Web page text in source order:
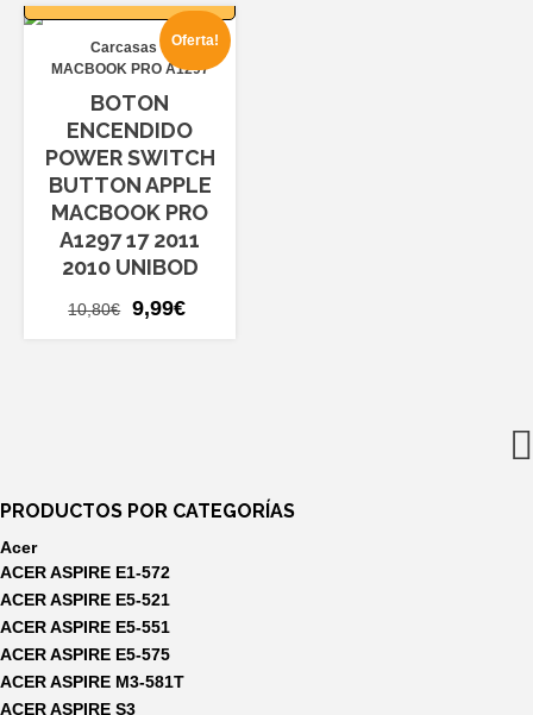
era:
7,20€.
6,99€.
Oferta!
Carcasas
MACBOOK PRO A1297
BOTON
ENCENDIDO
POWER SWITCH
BUTTON APPLE
MACBOOK PRO
A1297 17 2011
2010 UNIBOD
10,80€
El
9,99€
PRODUCTOS POR CATEGORÍAS
Acer
ACER ASPIRE E1-572
ACER ASPIRE E5-521
ACER ASPIRE E5-551
ACER ASPIRE E5-575
ACER ASPIRE M3-581T
ACER ASPIRE S3